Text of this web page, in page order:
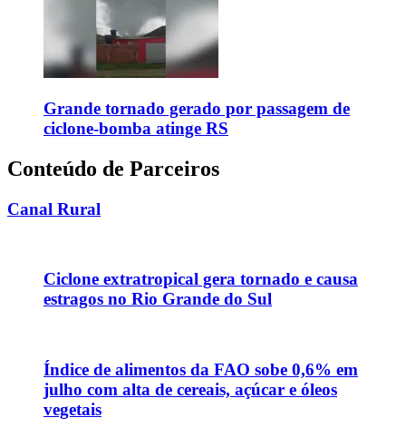
Grande tornado gerado por passagem de
ciclone-bomba atinge RS
Conteúdo de Parceiros
Canal Rural
Ciclone extratropical gera tornado e causa
estragos no Rio Grande do Sul
Índice de alimentos da FAO sobe 0,6% em
julho com alta de cereais, açúcar e óleos
vegetais